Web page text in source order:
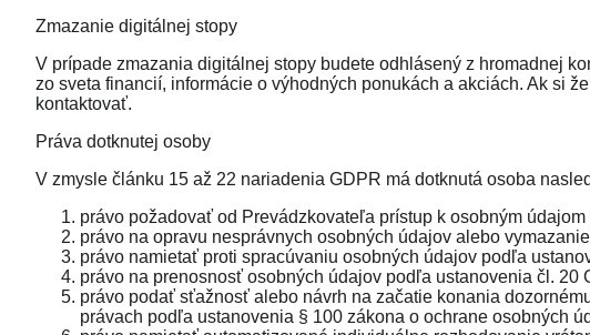
Zmazanie digitálnej stopy
V prípade zmazania digitálnej stopy budete odhlásený z hromadnej
zo sveta financií, informácie o výhodných ponukách a akciách. Ak si
kontaktovať.
Práva dotknutej osoby
V zmysle článku 15 až 22 nariadenia GDPR má dotknutá osoba
právo požadovať od Prevádzkovateľa prístup k osobným
právo na opravu nesprávnych osobných údajov alebo
právo namietať proti spracúvaniu osobných údajov podľa
právo na prenosnosť osobných údajov podľa ustanovenia čl. 20
právo podať sťažnosť alebo návrh na začatie konania
právach podľa ustanovenia § 100 zákona o ochrane osobných